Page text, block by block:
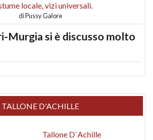
locale, vizi universali.
diPussy Galore
Murgia si è discusso molto
TALLONE D'ACHILLE
Tallone D`Achille